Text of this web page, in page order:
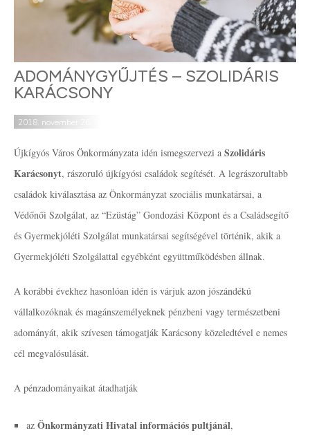
ADOMÁNYGYŰJTÉS – SZOLIDÁRIS
KARÁCSONY
2018. november 26.
Újkígyós Város Önkormányzata idén ismegszervezi a Szolidáris
Karácsonyt, rászoruló újkígyósi családok segítését. A legrászorultabb
családok kiválasztása az Önkormányzat szociális munkatársai, a
Védőnői Szolgálat, az “Ezüstág” Gondozási Központ és a Családsegítő
és Gyermekjóléti Szolgálat munkatársai segítségével történik, akik a
Gyermekjóléti Szolgálattal egyébként együttműködésben állnak.
A korábbi évekhez hasonlóan idén is várjuk azon jószándékú
vállalkozóknak és magánszemélyeknek pénzbeni vagy természetbeni
adományát, akik szívesen támogatják Karácsony közeledtével e nemes
cél megvalósulását.
A pénzadományaikat átadhatják
az Önkormányzati Hivatal információs pultjánál,